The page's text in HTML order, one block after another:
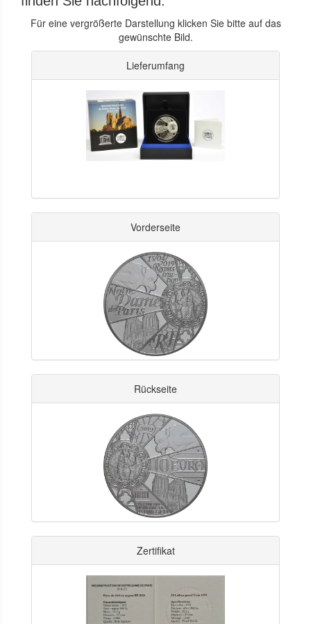
Für eine vergrößerte Darstellung klicken Sie bitte auf das
gewünschte Bild.
Lieferumfang
Vorderseite
Rückseite
Zertifikat